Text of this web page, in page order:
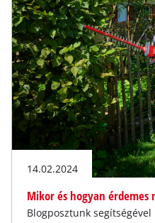
14.02.2024
Mikor és hogyan érdemes
Blogposztunk